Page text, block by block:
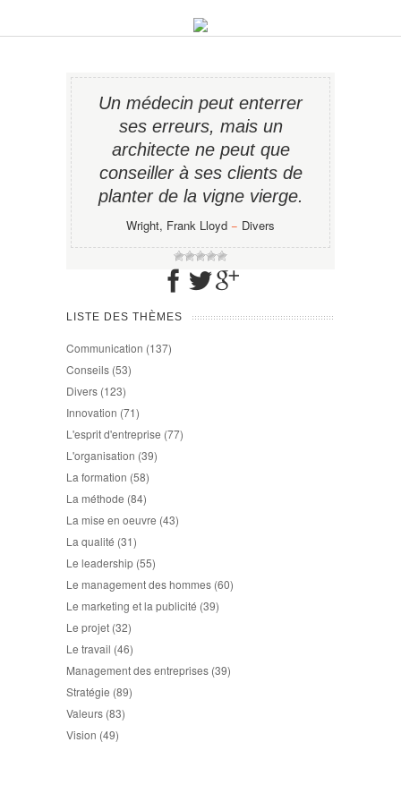
Un médecin peut enterrer
ses erreurs, mais un
architecte ne peut que
conseiller à ses clients de
planter de la vigne vierge.
Wright, Frank Lloyd − Divers
LISTE DES THÈMES
Communication (137)
Conseils (53)
Divers (123)
Innovation (71)
L'esprit d'entreprise (77)
L'organisation (39)
La formation (58)
La méthode (84)
La mise en oeuvre (43)
La qualité (31)
Le leadership (55)
Le management des hommes (60)
Le marketing et la publicité (39)
Le projet (32)
Le travail (46)
Management des entreprises (39)
Stratégie (89)
Valeurs (83)
Vision (49)